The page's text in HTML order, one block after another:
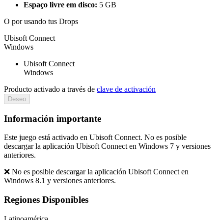
Espaço livre em disco: 5 GB
O porusando tus Drops
Ubisoft Connect
Windows
Ubisoft Connect
Windows
Producto activado a través de clave de activación
Deseo
Información importante
Este juego está activado en Ubisoft Connect. No es posible
descargar la aplicación Ubisoft Connect en Windows 7 y versiones
anteriores.
❌ No es posible descargar la aplicación Ubisoft Connect en
Windows 8.1 y versiones anteriores.
Regiones Disponibles